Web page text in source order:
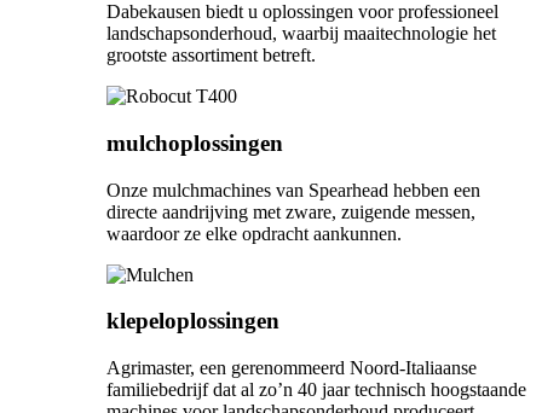
Dabekausen biedt u oplossingen voor professioneel
landschapsonderhoud, waarbij maaitechnologie het
grootste assortiment betreft.
mulchoplossingen
Onze mulchmachines van Spearhead hebben een
directe aandrijving met zware, zuigende messen,
waardoor ze elke opdracht aankunnen.
klepeloplossingen
Agrimaster, een gerenommeerd Noord-Italiaanse
familiebedrijf dat al zo’n 40 jaar technisch hoogstaande